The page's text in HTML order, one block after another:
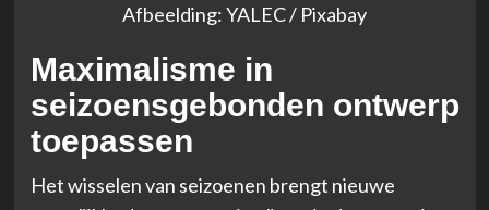
Afbeelding: YALEC / Pixabay
Maximalisme in
seizoensgebonden ontwerp
toepassen
Het wisselen van seizoenen brengt nieuwe